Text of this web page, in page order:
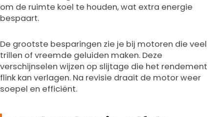
om de ruimte koel te houden, wat extra energie
bespaart.
De grootste besparingen zie je bij motoren die veel
trillen of vreemde geluiden maken. Deze
verschijnselen wijzen op slijtage die het rendement
flink kan verlagen. Na revisie draait de motor weer
soepel en efficiënt.